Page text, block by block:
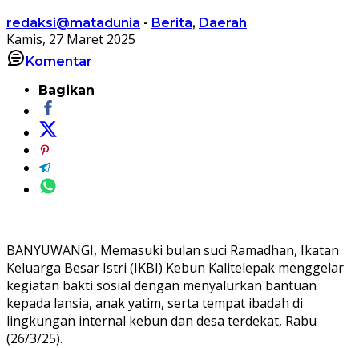
redaksi@matadunia - Berita, Daerah
Kamis, 27 Maret 2025
Komentar
Bagikan
BANYUWANGI, Memasuki bulan suci Ramadhan, Ikatan
Keluarga Besar Istri (IKBI) Kebun Kalitelepak menggelar
kegiatan bakti sosial dengan menyalurkan bantuan
kepada lansia, anak yatim, serta tempat ibadah di
lingkungan internal kebun dan desa terdekat, Rabu
(26/3/25).